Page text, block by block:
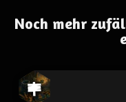
Noch mehr